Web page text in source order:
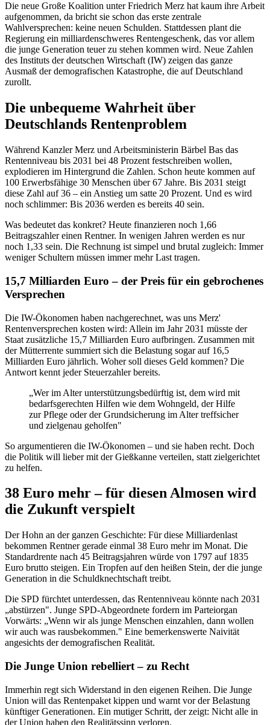
Die neue Große Koalition unter Friedrich Merz hat kaum ihre Arbeit
aufgenommen, da bricht sie schon das erste zentrale
Wahlversprechen: keine neuen Schulden. Stattdessen plant die
Regierung ein milliardenschweres Rentengeschenk, das vor allem
die junge Generation teuer zu stehen kommen wird. Neue Zahlen
des Instituts der deutschen Wirtschaft (IW) zeigen das ganze
Ausmaß der demografischen Katastrophe, die auf Deutschland
zurollt.
Die unbequeme Wahrheit über
Deutschlands Rentenproblem
Während Kanzler Merz und Arbeitsministerin Bärbel Bas das
Rentenniveau bis 2031 bei 48 Prozent festschreiben wollen,
explodieren im Hintergrund die Zahlen. Schon heute kommen auf
100 Erwerbsfähige 30 Menschen über 67 Jahre. Bis 2031 steigt
diese Zahl auf 36 – ein Anstieg um satte 20 Prozent. Und es wird
noch schlimmer: Bis 2036 werden es bereits 40 sein.
Was bedeutet das konkret? Heute finanzieren noch 1,66
Beitragszahler einen Rentner. In wenigen Jahren werden es nur
noch 1,33 sein. Die Rechnung ist simpel und brutal zugleich: Immer
weniger Schultern müssen immer mehr Last tragen.
15,7 Milliarden Euro – der Preis für ein gebrochenes
Versprechen
Die IW-Ökonomen haben nachgerechnet, was uns Merz'
Rentenversprechen kosten wird: Allein im Jahr 2031 müsste der
Staat zusätzliche 15,7 Milliarden Euro aufbringen. Zusammen mit
der Mütterrente summiert sich die Belastung sogar auf 16,5
Milliarden Euro jährlich. Woher soll dieses Geld kommen? Die
Antwort kennt jeder Steuerzahler bereits.
„Wer im Alter unterstützungsbedürftig ist, dem wird mit
bedarfsgerechten Hilfen wie dem Wohngeld, der Hilfe
zur Pflege oder der Grundsicherung im Alter treffsicher
und zielgenau geholfen"
So argumentieren die IW-Ökonomen – und sie haben recht. Doch
die Politik will lieber mit der Gießkanne verteilen, statt zielgerichtet
zu helfen.
38 Euro mehr – für diesen Almosen wird
die Zukunft verspielt
Der Hohn an der ganzen Geschichte: Für diese Milliardenlast
bekommen Rentner gerade einmal 38 Euro mehr im Monat. Die
Standardrente nach 45 Beitragsjahren würde von 1797 auf 1835
Euro brutto steigen. Ein Tropfen auf den heißen Stein, der die junge
Generation in die Schuldknechtschaft treibt.
Die SPD fürchtet unterdessen, das Rentenniveau könnte nach 2031
„abstürzen". Junge SPD-Abgeordnete fordern im Parteiorgan
Vorwärts: „Wenn wir als junge Menschen einzahlen, dann wollen
wir auch was rausbekommen." Eine bemerkenswerte Naivität
angesichts der demografischen Realität.
Die Junge Union rebelliert – zu Recht
Immerhin regt sich Widerstand in den eigenen Reihen. Die Junge
Union will das Rentenpaket kippen und warnt vor der Belastung
künftiger Generationen. Ein mutiger Schritt, der zeigt: Nicht alle in
der Union haben den Realitätssinn verloren.